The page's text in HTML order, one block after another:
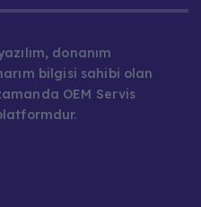
donanım
bilgisi sahibi olan
OEM Servis